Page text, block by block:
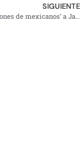
SIGUIENTE
Trump amenazó con enviar ’25 millones de mexicanos’ a Japón